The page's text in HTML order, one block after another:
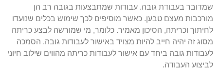
שמדובר בעבודת גובה. עבודות שמתבצעות בגובה רב הן
מורכבות מעצם טבען. כאשר מוסיפים לכך שימוש בכלים שנועדו
לחיתוך וכריתה, הסיכון מאמיר. כלומר, מי שמורשה לבצע כריתה
מסוג זה יהיה חייב להיות מצויד באישור לעבודות גובה. הסמכה
לעבודות גובה ביחד עם אישור לעבודות כריתה מהווים שילוב חיוני
לביצוע העבודה.